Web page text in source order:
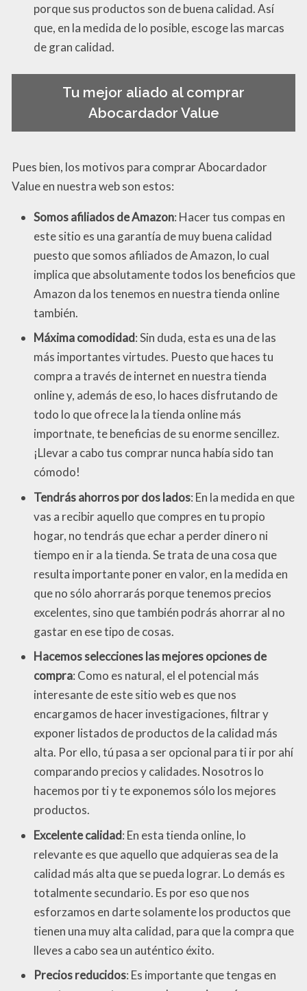
porque sus productos son de buena calidad. Así
que, en la medida de lo posible, escoge las marcas
de gran calidad.
Tu mejor aliado al comprar
Abocardador Value
Pues bien, los motivos para comprar Abocardador
Value en nuestra web son estos:
Somos afiliados de Amazon: Hacer tus compas en
este sitio es una garantía de muy buena calidad
puesto que somos afiliados de Amazon, lo cual
implica que absolutamente todos los beneficios que
Amazon da los tenemos en nuestra tienda online
también.
Máxima comodidad: Sin duda, esta es una de las
más importantes virtudes. Puesto que haces tu
compra a través de internet en nuestra tienda
online y, además de eso, lo haces disfrutando de
todo lo que ofrece la la tienda online más
importnate, te beneficias de su enorme sencillez.
¡Llevar a cabo tus comprar nunca había sido tan
cómodo!
Tendrás ahorros por dos lados: En la medida en que
vas a recibir aquello que compres en tu propio
hogar, no tendrás que echar a perder dinero ni
tiempo en ir a la tienda. Se trata de una cosa que
resulta importante poner en valor, en la medida en
que no sólo ahorrarás porque tenemos precios
excelentes, sino que también podrás ahorrar al no
gastar en ese tipo de cosas.
Hacemos selecciones las mejores opciones de
compra: Como es natural, el el potencial más
interesante de este sitio web es que nos
encargamos de hacer investigaciones, filtrar y
exponer listados de productos de la calidad más
alta. Por ello, tú pasa a ser opcional para ti ir por ahí
comparando precios y calidades. Nosotros lo
hacemos por ti y te exponemos sólo los mejores
productos.
Excelente calidad: En esta tienda online, lo
relevante es que aquello que adquieras sea de la
calidad más alta que se pueda lograr. Lo demás es
totalmente secundario. Es por eso que nos
esforzamos en darte solamente los productos que
tienen una muy alta calidad, para que la compra que
lleves a cabo sea un auténtico éxito.
Precios reducidos: Es importante que tengas en